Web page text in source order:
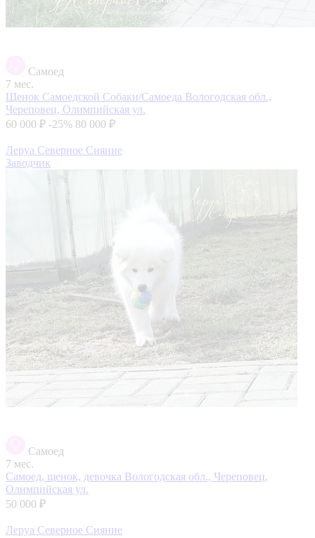
Самоед
7 мес.
Щенок Самоедской Собаки/Самоеда Вологодская обл.,
Череповец, Олимпийская ул.
60 000 ₽ -25% 80 000 ₽
Леруа Северное Сияние
Заводчик
Самоед
7 мес.
Самоед, щенок, девочка Вологодская обл., Череповец,
Олимпийская ул.
50 000 ₽
Леруа Северное Сияние